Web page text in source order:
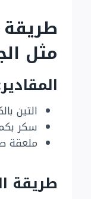
مثل
التين
سكر بكمية
ملعقة
طريقة